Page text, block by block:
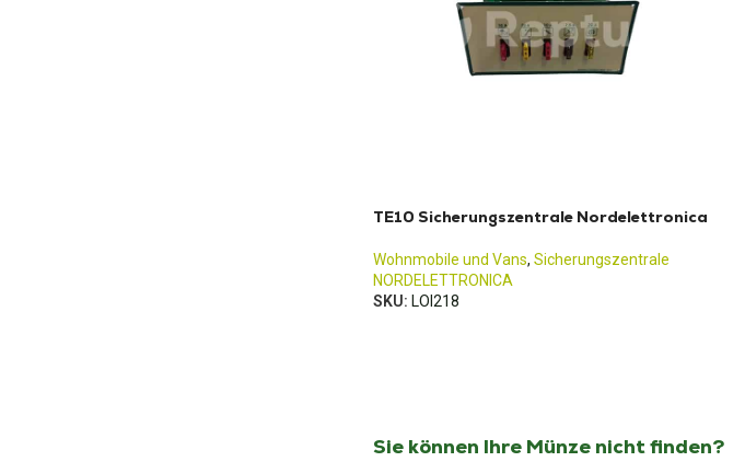
TE10 Sicherungszentrale Nordelettronica
Wohnmobile und Vans, Sicherungszentrale
NORDELETTRONICA
SKU: LOI218
Sie können Ihre Münze nicht finden?